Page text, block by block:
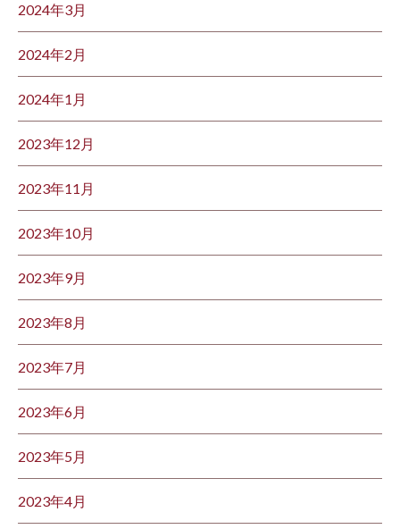
2024年3月
2024年2月
2024年1月
2023年12月
2023年11月
2023年10月
2023年9月
2023年8月
2023年7月
2023年6月
2023年5月
2023年4月